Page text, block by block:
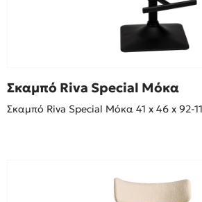
Σκαμπό Riva Special Μόκα
Σκαμπό Riva Special Μόκα 41 x 46 x 92-